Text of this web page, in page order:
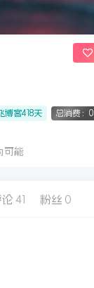
博客418天 总消费：0
可能
41 粉丝 0